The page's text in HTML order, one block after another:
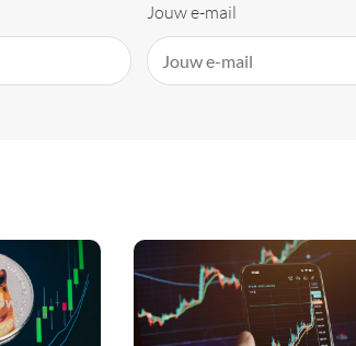
Jouw e-mail